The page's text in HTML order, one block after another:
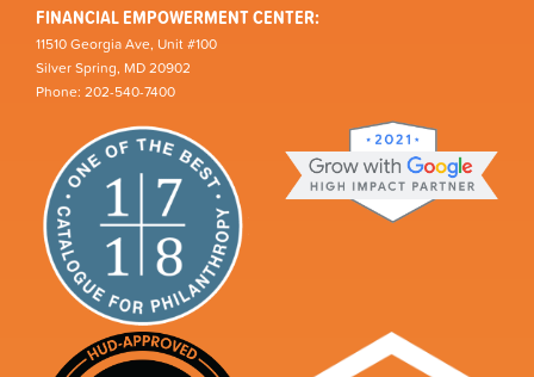
FINANCIAL EMPOWERMENT CENTER:
11510 Georgia Ave, Unit #100
Silver Spring, MD 20902
Phone: 202-540-7400